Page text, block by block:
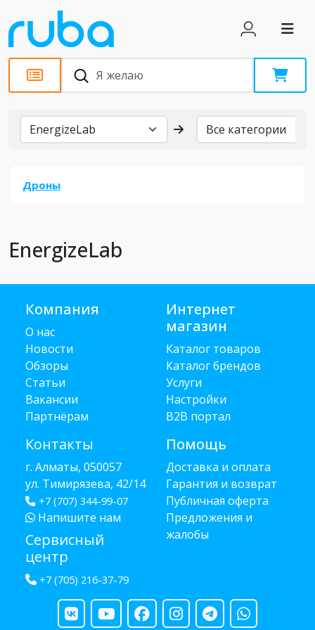
Бренды
Дроны
EnergizeLab
Компания
О нас
Новости
Обзоры
Статьи
Вакансии
Партнёрам
Контакты
г. Алматы, 050057
ул. Тимирязева, 42/14
+7 (707) 344-99-07
Напишите нам
Сервисный
центр
+7 (705) 216-37-79
Интернет
магазин
Каталог товаров
Каталог брендов
Услуги
Настройки
B2B портал
Помощь
Доставка и оплата
Гарантия и возврат
Публичная оферта
Предложения и
жалобы